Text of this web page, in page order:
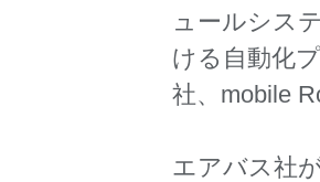
ュールシス
ける自動化
社、mobile
エアバス社